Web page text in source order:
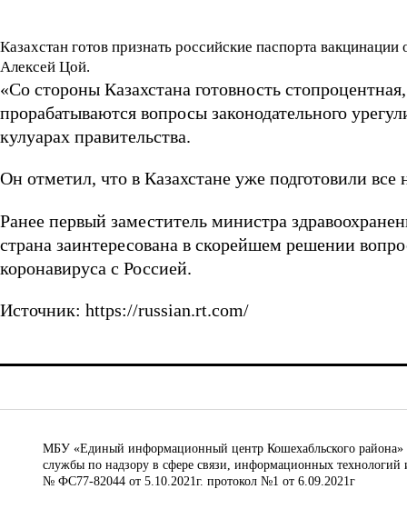
Казахстан готов признать российские паспорта
Алексей Цой.
«Со стороны Казахстана готовность
прорабатываются вопросы законодательного
кулуарах правительства.
Он отметил, что в Казахстане уже подготовили
Ранее первый заместитель министра
страна заинтересована в скорейшем решении
коронавируса с Россией.
Источник: https://russian.rt.com/
МБУ «Единый информационный центр Кошехабльского района»
службы по надзору в сфере связи, информационных
№ ФС77-82044 от 5.10.2021г. протокол №1 от 6.09.2021г